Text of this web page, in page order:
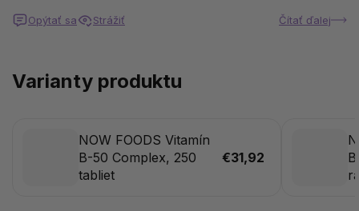
Čítať ďalej
Opýtať sa Strážiť
Varianty produktu
NOW FOODS Vitamín
B-50 Complex, 250
tabliet
€31,92